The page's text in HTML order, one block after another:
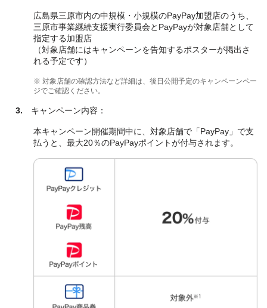
広島県三原市内の中規模・小規模のPayPay加盟店のうち、
三原市事業継続支援実行委員会とPayPayが対象店舗として
指定する加盟店
（対象店舗にはキャンペーンを告知するポスターが掲出さ
れる予定です）
※ 対象店舗の確認方法など詳細は、後日公開予定のキャンペーンペー
ジでご確認ください。
3. キャンペーン内容：
本キャンペーン開催期間中に、対象店舗で「PayPay」で支
払うと、最大20％のPayPayポイントが付与されます。